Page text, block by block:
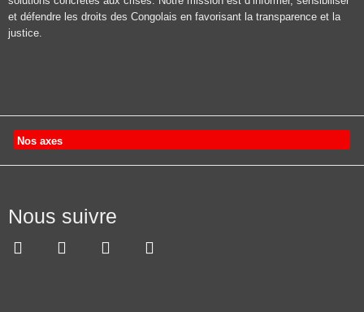
et défendre les droits des Congolais en favorisant la transparence et la
justice.
Nos axes
Nous suivre